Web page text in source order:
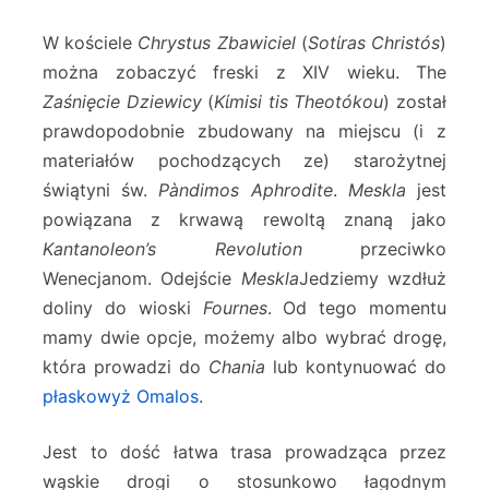
W kościele Chrystus Zbawiciel(Sotίras Christós)
można zobaczyć freski z XIV wieku. The
Zaśnięcie Dziewicy(Kίmisi tis Theotókou) został
prawdopodobnie zbudowany na miejscu (i z
materiałów pochodzących ze) starożytnej
świątyni św. Pàndimos Aphrodite. Meskla jest
powiązana z krwawą rewoltą znaną jako
Kantanoleon’s Revolutionprzeciwko
Wenecjanom. Odejście MesklaJedziemy wzdłuż
doliny do wioski Fournes. Od tego momentu
mamy dwie opcje, możemy albo wybrać drogę,
która prowadzi do Chania lub kontynuować do
płaskowyż Omalos.
Jest to dość łatwa trasa prowadząca przez
wąskie drogi o stosunkowo łagodnym